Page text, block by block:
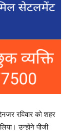
रविवार को शहर
उन्होंने पीजी